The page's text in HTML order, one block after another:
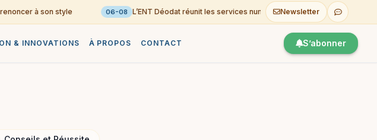
à son style 06-08 L’ENT Déodat réunit les services numériques du Lycée 06-08
Newsletter
& INNOVATIONS À PROPOS CONTACT S’abonner